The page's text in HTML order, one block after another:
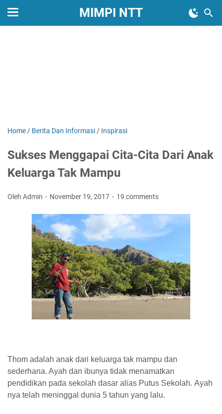
MIMPI NTT
Home / Berita Dan Informasi / Inspirasi
Sukses Menggapai Cita-Cita Dari Anak
Keluarga Tak Mampu
Oleh Admin November 19, 2017 19 comments
Thom adalah anak dari keluarga tak mampu dan
sederhana. Ayah dan ibunya tidak menamatkan
pendidikan pada sekolah dasar alias Putus Sekolah. Ayah
nya telah meninggal dunia 5 tahun yang lalu.